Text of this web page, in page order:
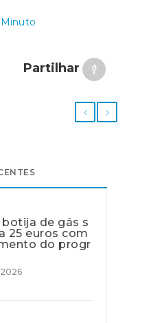
Partilhar
de gás s
25 euros com
do progr